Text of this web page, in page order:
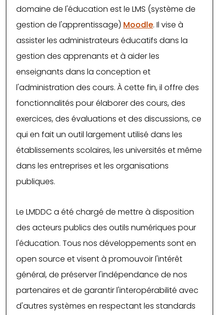
domaine de l'éducation est le LMS (système de
gestion de l'apprentissage) Moodle. Il vise à
assister les administrateurs éducatifs dans la
gestion des apprenants et à aider les
enseignants dans la conception et
l'administration des cours. À cette fin, il offre des
fonctionnalités pour élaborer des cours, des
exercices, des évaluations et des discussions, ce
qui en fait un outil largement utilisé dans les
établissements scolaires, les universités et même
dans les entreprises et les organisations
publiques.
Le LMDDC a été chargé de mettre à disposition
des acteurs publics des outils numériques pour
l'éducation. Tous nos développements sont en
open source et visent à promouvoir l'intérêt
général, de préserver l'indépendance de nos
partenaires et de garantir l'interopérabilité avec
d'autres systèmes en respectant les standards